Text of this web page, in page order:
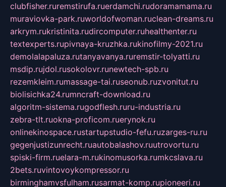
clubfisher.ruremstirufa.ruerdamchi.rudoramamama.ru
muraviovka-park.ruworldofwoman.ruclean-dreams.ru
arkrym.rukristinita.rudircomputer.ruhealthenter.ru
textexperts.rupivnaya-kruzhka.rukinofilmy-2021.ru
demolalapaluza.rutanyavanya.ruremstir-tolyatti.ru
msdip.rujdol.rusokolovr.runewtech-spb.ru
rezemkleim.rumassage-tai.ruseonub.ruzvonitut.ru
biolisichka24.rumncraft-download.ru
algoritm-sistema.rugodflesh.ruru-industria.ru
zebra-tlt.ruokna-proficom.ruerynok.ru
onlinekinospace.rustartupstudio-fefu.ruzarges-ru.ru
gegenjustizunrecht.ruautobalashov.ruutrovortu.ru
spiski-firm.ruelara-m.rukinomusorka.rumkcslava.ru
2bets.ruvintovoykompressor.ru
birminghamvsfulham.rusarmat-komp.rupioneeri.ru